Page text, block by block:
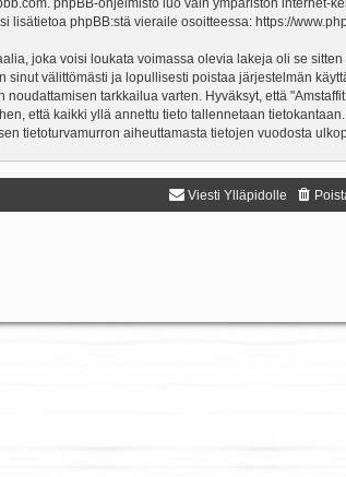
. phpBB-ohjelmisto luo vain ympäristön internet-
lisätietoa phpBB:stä vieraile osoitteessa: https://
joka voisi loukata voimassa olevia lakeja oli se
välittömästi ja lopullisesti poistaa järjestelmän
tarkkailua varten. Hyväksyt, että
että kaikki yllä annettu tieto tallennetaan
tietoturvamurron aiheuttamasta tietojen vuodosta
Viesti Ylläpidolle